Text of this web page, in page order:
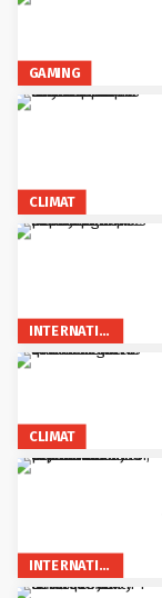
GAMING
CLIMAT
INTERNATIONAL
CLIMAT
INTERNATIONAL